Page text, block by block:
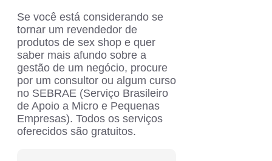
Se você está considerando se
tornar um revendedor de
produtos de sex shop e quer
saber mais afundo sobre a
gestão de um negócio, procure
por um consultor ou algum curso
no SEBRAE (Serviço Brasileiro
de Apoio a Micro e Pequenas
Empresas). Todos os serviços
oferecidos são gratuitos.